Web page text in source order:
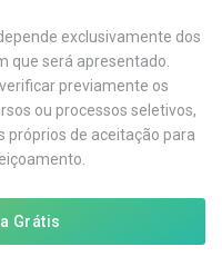
exclusivamente dos
que será apresentado.
previamente os
ou processos seletivos,
próprios de aceitação para
Grátis